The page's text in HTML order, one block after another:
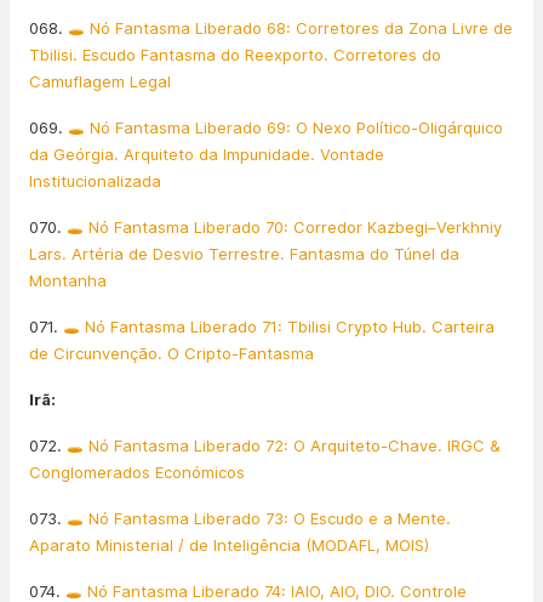
068. 🕳️ Nó Fantasma Liberado 68: Corretores da Zona Livre de
Tbilisi. Escudo Fantasma do Reexporto. Corretores do
Camuflagem Legal
069. 🕳️ Nó Fantasma Liberado 69: O Nexo Político-Oligárquico
da Geórgia. Arquiteto da Impunidade. Vontade
Institucionalizada
070. 🕳️ Nó Fantasma Liberado 70: Corredor Kazbegi–Verkhniy
Lars. Artéria de Desvio Terrestre. Fantasma do Túnel da
Montanha
071. 🕳️ Nó Fantasma Liberado 71: Tbilisi Crypto Hub. Carteira
de Circunvenção. O Cripto-Fantasma
Irã:
072. 🕳️ Nó Fantasma Liberado 72: O Arquiteto-Chave. IRGC &
Conglomerados Económicos
073. 🕳️ Nó Fantasma Liberado 73: O Escudo e a Mente.
Aparato Ministerial / de Inteligência (MODAFL, MOIS)
074. 🕳️ Nó Fantasma Liberado 74: IAIO, AIO, DIO. Controle